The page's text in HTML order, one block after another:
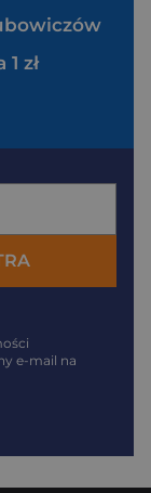
zł
e-mail na